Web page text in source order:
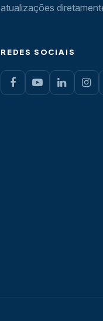
atualizações
REDES SOCIAIS